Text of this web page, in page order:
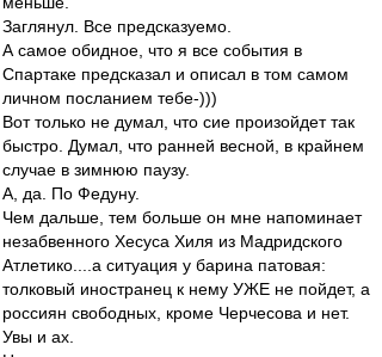
Заглянул. Все предсказуемо.
А самое обидное, что я все события в
Спартаке предсказал и описал в том самом
личном посланием тебе-)))
Вот только не думал, что сие произойдет так
быстро. Думал, что ранней весной, в крайнем
случае в зимнюю паузу.
А, да. По Федуну.
Чем дальше, тем больше он мне напоминает
незабвенного Хесуса Хиля из Мадридского
Атлетико....а ситуация у барина патовая:
толковый иностранец к нему УЖЕ не пойдет, а
россиян свободных, кроме Черчесова и нет.
Увы и ах.